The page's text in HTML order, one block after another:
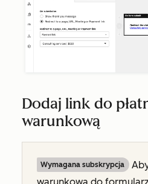
Dodaj link do
warunkową
Wymagana subskrypcja